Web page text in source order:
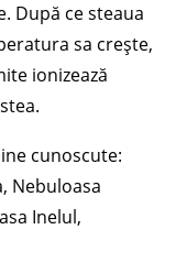
După ce steaua
sa crește,
ionizează
cunoscute:
Nebuloasa
Inelul,